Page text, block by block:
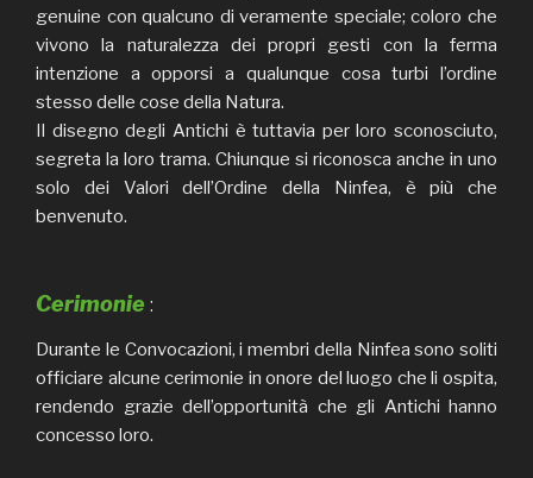
genuine con qualcuno di veramente speciale; coloro che
vivono la naturalezza dei propri gesti con la ferma
intenzione a opporsi a qualunque cosa turbi l’ordine
stesso delle cose della Natura.
Il disegno degli Antichi è tuttavia per loro sconosciuto,
segreta la loro trama. Chiunque si riconosca anche in uno
solo dei Valori dell’Ordine della Ninfea, è più che
benvenuto.
Cerimonie:
Durante le Convocazioni, i membri della Ninfea sono soliti
officiare alcune cerimonie in onore del luogo che li ospita,
rendendo grazie dell’opportunità che gli Antichi hanno
concesso loro.